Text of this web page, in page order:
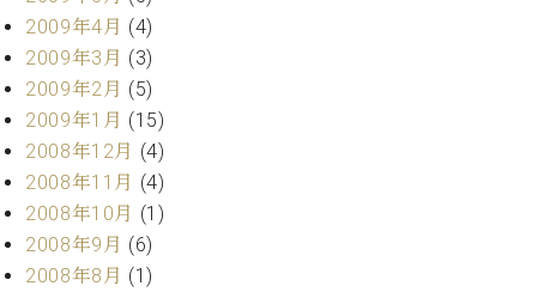
2009年4月 (4)
2009年3月 (3)
2009年2月 (5)
2009年1月 (15)
2008年12月 (4)
2008年11月 (4)
2008年10月 (1)
2008年9月 (6)
2008年8月 (1)